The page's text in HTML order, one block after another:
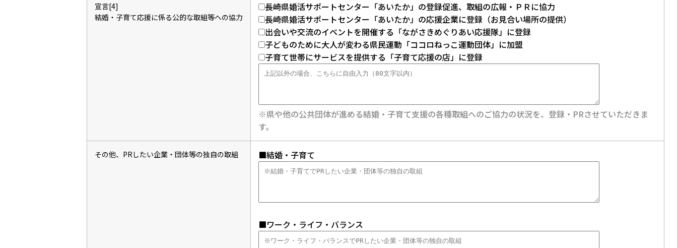
宣言[4]
結婚・子育て応援に係る公的な取組等への協力
長崎県婚活サポートセンター「あいたか」の登録促進、取組の広報・ＰＲに協力
長崎県婚活サポートセンター「あいたか」の応援企業に登録（お見合い場所の提供）
出会いや交流のイベントを開催する「ながさきめぐりあい応援隊」に登録
子どものために大人が変わる県民運動「ココロねっこ運動団体」に加盟
子育て世帯にサービスを提供する「子育て応援の店」に登録
※県や他の公共団体が進める結婚・子育て支援の各種取組へのご協力の状況を、登録・PRさせていただきま
す。
その他、PRしたい企業・団体等の独自の取組 ■結婚・子育て
■ワーク・ライフ・バランス